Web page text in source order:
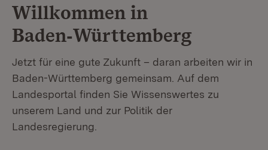
Willkommen in
Baden‑Württemberg
Jetzt für eine gute Zukunft – daran arbeiten wir in
Baden-Württemberg gemeinsam. Auf dem
Landesportal finden Sie Wissenswertes zu
unserem Land und zur Politik der
Landesregierung.